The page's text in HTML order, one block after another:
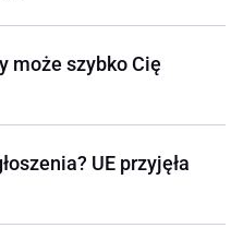
może szybko Cię
UE przyjęła